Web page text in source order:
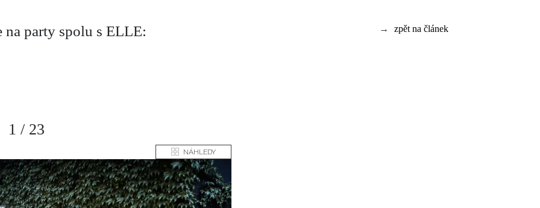
→ zpět na článek
na party spolu s ELLE:
1 / 23
NÁHLEDY